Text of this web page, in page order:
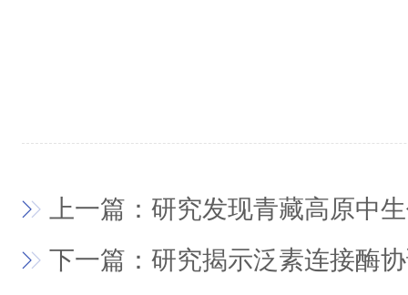
上一篇：研究发现青藏高原中
下一篇：研究揭示泛素连接酶